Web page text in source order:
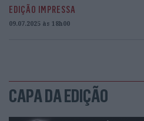
EDIÇÃO IMPRESSA
09.07.2025 às 18h00
CAPA DA EDIÇÃO